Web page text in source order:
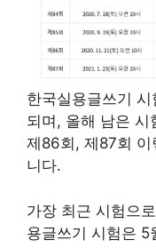
한국실용글쓰기
되며, 올해 남은
제86회, 제87회 이
니다.
가장 최근 시험으
용글쓰기 시험은